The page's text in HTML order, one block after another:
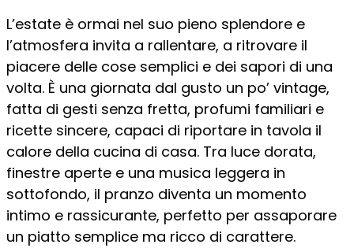
L’estate è ormai nel suo pieno splendore e
l’atmosfera invita a rallentare, a ritrovare il
piacere delle cose semplici e dei sapori di una
volta. È una giornata dal gusto un po’ vintage,
fatta di gesti senza fretta, profumi familiari e
ricette sincere, capaci di riportare in tavola il
calore della cucina di casa. Tra luce dorata,
finestre aperte e una musica leggera in
sottofondo, il pranzo diventa un momento
intimo e rassicurante, perfetto per assaporare
un piatto semplice ma ricco di carattere.